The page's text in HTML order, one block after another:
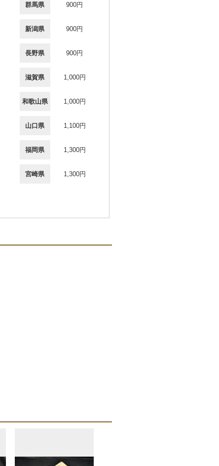
群馬県 900円
新潟県 900円
長野県 900円
滋賀県 1,000円
和歌山県 1,000円
山口県 1,100円
福岡県 1,300円
宮崎県 1,300円